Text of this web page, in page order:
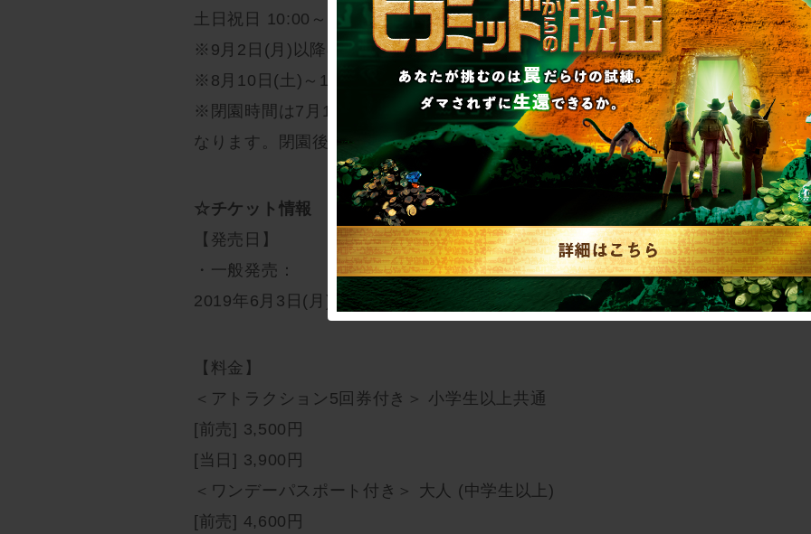
土日祝日 10:00～15:00／15:00～20:00
※9月2日(月)以降の参加受付は19:00まで。
※8月10日(土)～18日(日)はお盆期間のため土日祝日の受付時間となります。
※閉園時間は7月13日(土)～9月1日(日)は22:00、9月2日(月)以降は21:00と
なります。閉園後はプレイすることができません。
☆チケット情報
【発売日】
・一般発売：
2019年6月3日(月)12:00～
【料金】
＜アトラクション5回券付き＞ 小学生以上共通
[前売] 3,500円
[当日] 3,900円
＜ワンデーパスポート付き＞ 大人 (中学生以上)
[前売] 4,600円